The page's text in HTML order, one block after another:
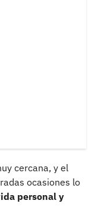
cercana, y el
ocasiones lo
personal y